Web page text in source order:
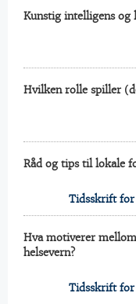
Kunstig intelligens og
Hvilken rolle spiller
Råd og tips til lokale
Tidsskrift for
Hva motiverer
helsevern?
Tidsskrift for